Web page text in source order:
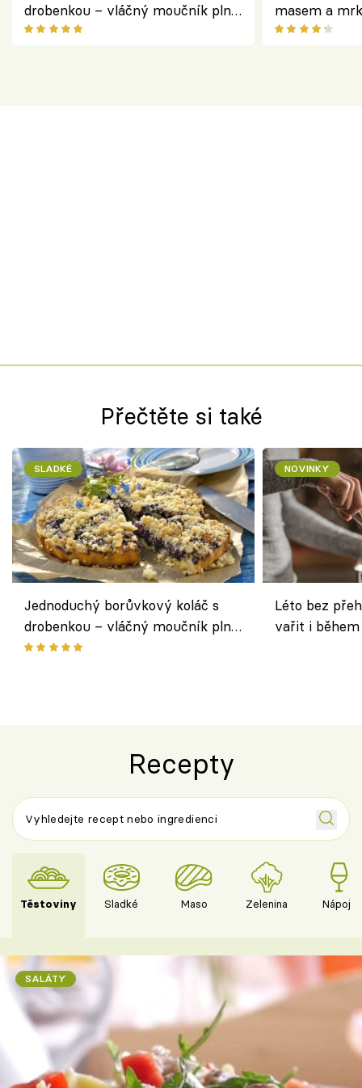
drobenkou – vláčný moučník plný
ovoce
masem a
salátem –
Přečtěte si také
SLADKÉ
Jednoduchý borůvkový koláč s
drobenkou – vláčný moučník plný
ovoce
NOVINKY
Léto bez
vařit i
Recepty
Těstoviny Sladké Maso Zelenina Nápoje
SALÁTY